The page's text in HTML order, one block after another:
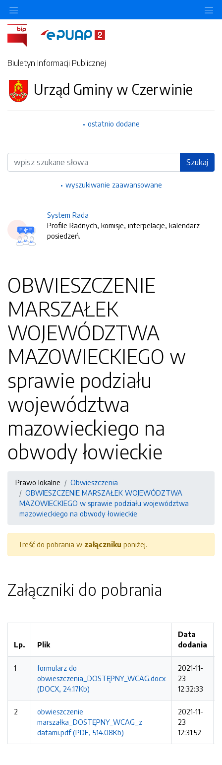
Biuletyn Informacji Publicznej
Urząd Gminy w Czerwinie
ostatnio dodane
Wyszukiwarka Szukaj
wyszukiwanie zaawansowane
System Rada
Profile Radnych, komisje, interpelacje, kalendarz
posiedzeń.
OBWIESZCZENIE
MARSZAŁEK
WOJEWÓDZTWA
MAZOWIECKIEGO w
sprawie podziału
województwa
mazowieckiego na
obwody łowieckie
Prawo lokalne
Obwieszczenia
OBWIESZCZENIE MARSZAŁEK WOJEWÓDZTWA
MAZOWIECKIEGO w sprawie podziału województwa
mazowieckiego na obwody łowieckie
Treść do pobrania w załączniku poniżej.
Załączniki do pobrania
Lp. Plik
Data
dodania
1
formularz do
obwieszczenia_DOSTĘPNY_WCAG.docx
(DOCX, 24.17Kb)
2021-11-
23
12:32:33
2
obwieszczenie
marszałka_DOSTĘPNY_WCAG_z
datami.pdf (PDF, 514.08Kb)
2021-11-
23
12:31:52